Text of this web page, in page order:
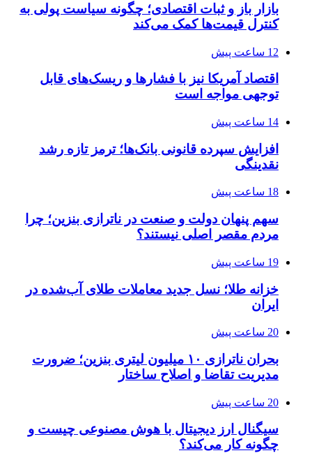
بازار باز و ثبات اقتصادی؛ چگونه سیاست پولی به
کنترل قیمت‌ها کمک می‌کند
12 ساعت پیش
اقتصاد آمریکا نیز با فشارها و ریسک‌های قابل
توجهی مواجه است
14 ساعت پیش
افزایش سپرده قانونی بانک‌ها؛ ترمز تازه رشد
نقدینگی
18 ساعت پیش
سهم پنهان دولت و صنعت در ناترازی بنزین؛ چرا
مردم مقصر اصلی نیستند؟
19 ساعت پیش
خزانه طلا؛ نسل جدید معاملات طلای آب‌شده در
ایران
20 ساعت پیش
بحران ناترازی ۱۰ میلیون لیتری بنزین؛ ضرورت
مدیریت تقاضا و اصلاح ساختار
20 ساعت پیش
سیگنال ارز دیجیتال با هوش مصنوعی چیست و
چگونه کار می‌کند؟